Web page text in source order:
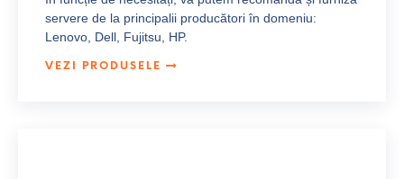
servere de la principalii producători în domeniu:
Lenovo, Dell, Fujitsu, HP.
VEZI PRODUSELE